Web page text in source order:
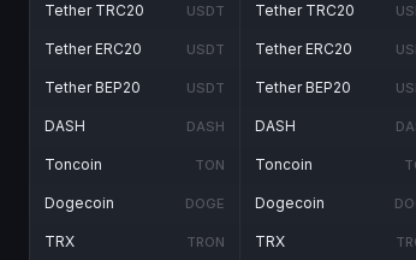
Tether TRC20 USDT
Tether ERC20 USDT
Tether BEP20 USDT
DASH DASH
Toncoin TON
Dogecoin DOGE
TRX TRON
Tether TRC20
Tether ERC20
Tether BEP20
DASH
Toncoin
Dogecoin
TRX